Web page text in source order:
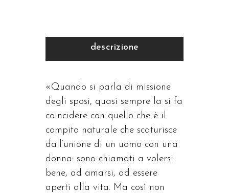
descrizione
«Quando si parla di missione
degli sposi, quasi sempre la si fa
coincidere con quello che è il
compito naturale che scaturisce
dall’unione di un uomo con una
donna: sono chiamati a volersi
bene, ad amarsi, ad essere
aperti alla vita. Ma così non